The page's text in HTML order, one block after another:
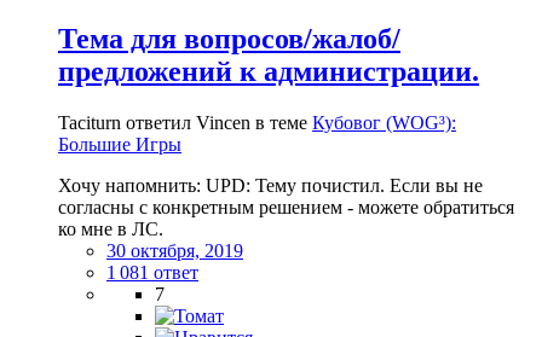
Тема для вопросов/жалоб/
предложений к администрации.
Taciturn ответил Vincen в теме Кубовог (WOG³):
Большие Игры
Хочу напомнить: UPD: Тему почистил. Если вы не
согласны с конкретным решением - можете обратиться
ко мне в ЛС.
30 октября, 2019
1 081 ответ
7